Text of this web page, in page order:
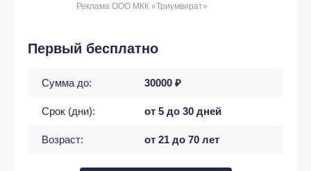
Реклама ООО МКК «Триумвират»
Первый бесплатно
Сумма до: 30000 ₽
Срок (дни): от 5 до 30 дней
Возраст: от 21 до 70 лет